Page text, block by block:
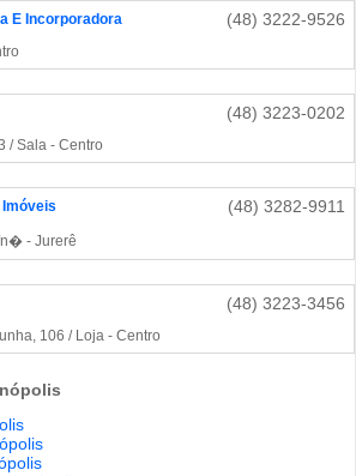
E Incorporadora (48) 3222-9526
(48) 3223-0202
/ Sala - Centro
(48) 3282-9911
- Jurerê
(48) 3223-3456
106 / Loja - Centro